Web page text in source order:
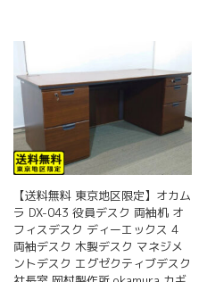
【送料無料 東京地区限定】オカム
ラ DX-043 役員デスク 両袖机 オ
フィスデスク ディーエックス 4
両袖デスク 木製デスク マネジメ
ントデスク エグゼクティブデスク